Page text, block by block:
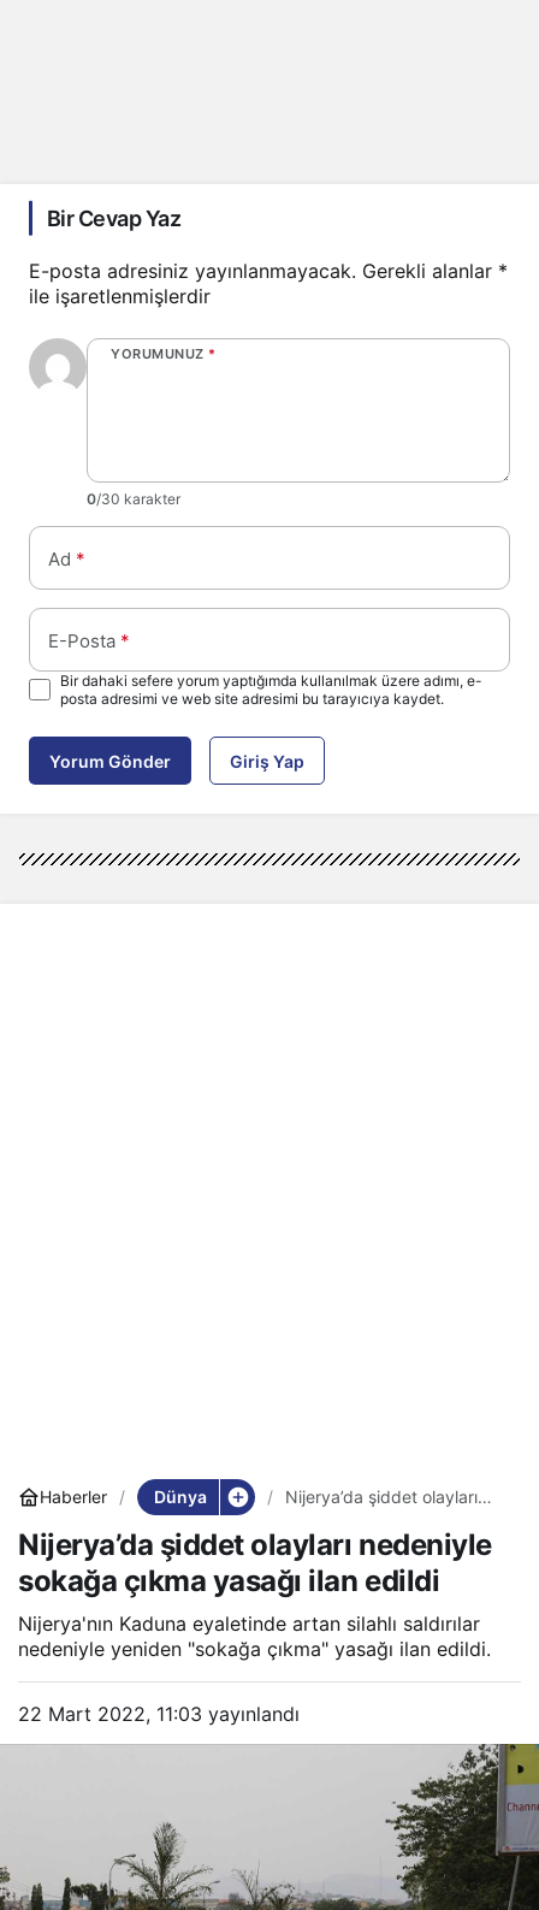
Bir Cevap Yaz
E-posta adresiniz yayınlanmayacak. Gerekli alanlar *
ile işaretlenmişlerdir
YORUMUNUZ *
0/30 karakter
Ad *
E-Posta *
Bir dahaki sefere yorum yaptığımda kullanılmak üzere adımı, e-
posta adresimi ve web site adresimi bu tarayıcıya kaydet.
Yorum Gönder Giriş Yap
Haberler Dünya
Nijerya’da şiddet olayları
yasağı ilan edildi
Nijerya’da şiddet olayları nedeniyle
sokağa çıkma yasağı ilan edildi
Nijerya'nın Kaduna eyaletinde artan silahlı saldırılar
nedeniyle yeniden "sokağa çıkma" yasağı ilan edildi.
22 Mart 2022, 11:03 yayınlandı